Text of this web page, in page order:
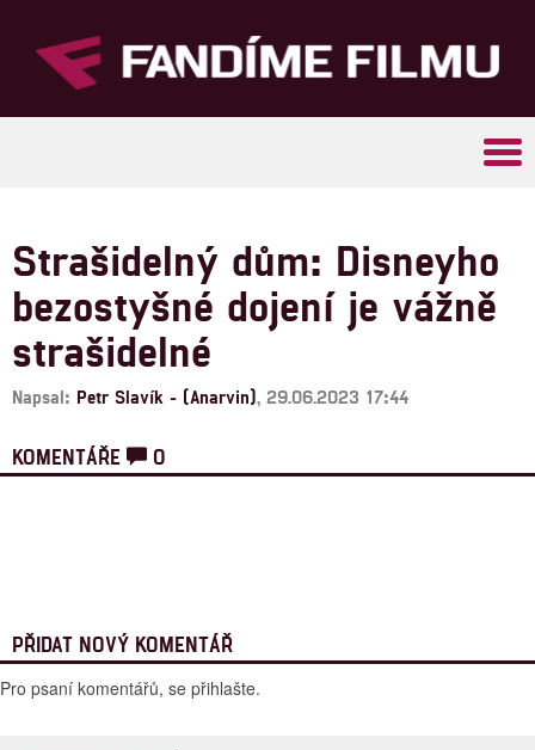
Strašidelný dům: Disneyho
bezostyšné dojení je vážně
strašidelné
Napsal: Petr Slavík - (Anarvin), 29.06.2023 17:44
KOMENTÁŘE 0
PŘIDAT NOVÝ KOMENTÁŘ
Pro psaní komentářů, se přihlašte.